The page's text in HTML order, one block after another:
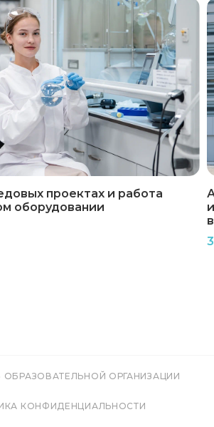
проектах и работа
оборудовании
ОРГАНИЗАЦИИ
КОНФИДЕНЦИАЛЬНОСТИ